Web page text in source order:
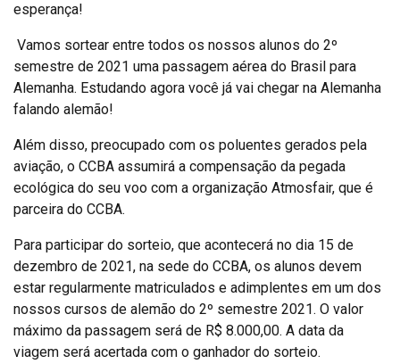
esperança!
Vamos sortear entre todos os nossos alunos do 2º
semestre de 2021 uma passagem aérea do Brasil para
Alemanha. Estudando agora você já vai chegar na Alemanha
falando alemão!
Além disso, preocupado com os poluentes gerados pela
aviação, o CCBA assumirá a compensação da pegada
ecológica do seu voo com a organização Atmosfair, que é
parceira do CCBA.
Para participar do sorteio, que acontecerá no dia 15 de
dezembro de 2021, na sede do CCBA, os alunos devem
estar regularmente matriculados e adimplentes em um dos
nossos cursos de alemão do 2º semestre 2021. O valor
máximo da passagem será de R$ 8.000,00. A data da
viagem será acertada com o ganhador do sorteio.